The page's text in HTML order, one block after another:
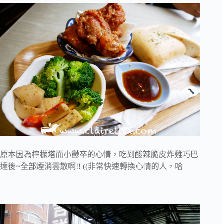
原本因為檸檬塔而小鬱卒的心情，吃到酸辣脆皮炸雞巧巴
達後~全部煙消雲散啊!! ((非常快速轉換心情的人，哈